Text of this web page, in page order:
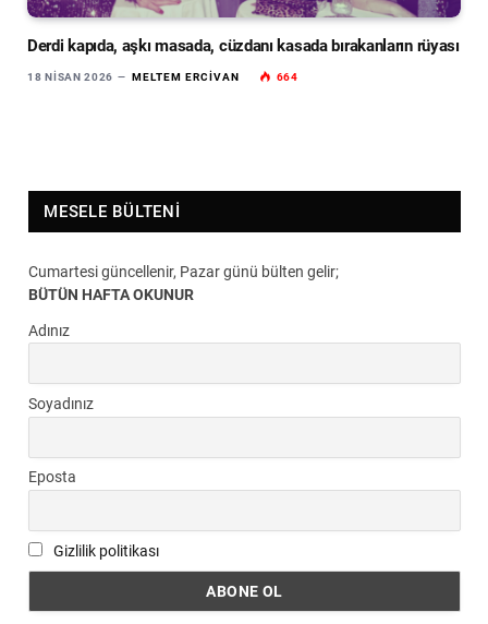
Derdi kapıda, aşkı masada, cüzdanı kasada bırakanların rüyası
18 NISAN 2026 MELTEM ERCIVAN 664
MESELE BÜLTENI
Cumartesi güncellenir, Pazar günü bülten gelir;
BÜTÜN HAFTA OKUNUR
Adınız
Soyadınız
Eposta
Gizlilik politikası